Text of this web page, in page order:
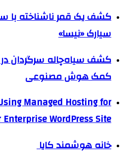
کشف یک قمر ناشناخته با
سیارک «نیسا»
کشف سیاه‌چاله سرگردان
کمک هوش مصنوعی
Managed Hosting for
Enterprise WordPress Site
خانه هوشمند کایا